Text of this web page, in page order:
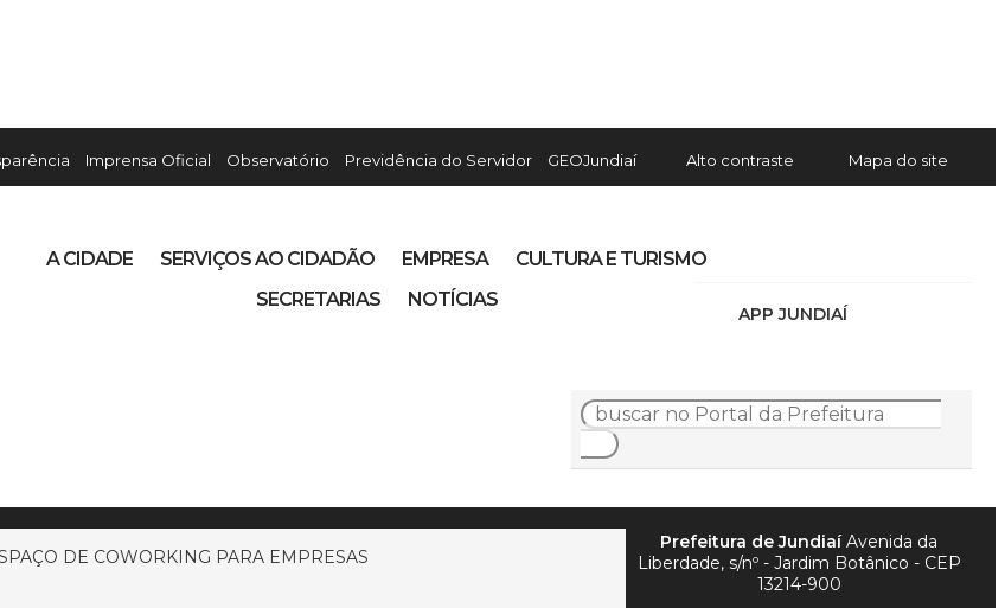
Imprensa Oficial Observatório Previdência do Servidor GEOJundiaí Alto contraste Mapa do site
APP JUNDIAÍ
A CIDADE SERVIÇOS AO CIDADÃO EMPRESA
CULTURA E TURISMO
SECRETARIAS
NOTÍCIAS
DE COWORKING PARA EMPRESAS
Prefeitura de JundiaíAvenida da
Liberdade, s/nº - Jardim Botânico - CEP
13214-900